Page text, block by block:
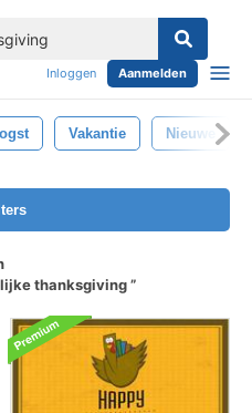
Inloggen Aanmelden
Vakantie Nieuwe
thanksgiving